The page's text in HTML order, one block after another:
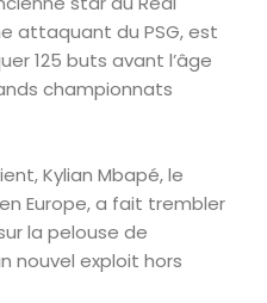
attaquant du PSG, est
125 buts avant l’âge
championnats
Kylian Mbapé, le
Europe, a fait trembler
la pelouse de
nouvel exploit hors